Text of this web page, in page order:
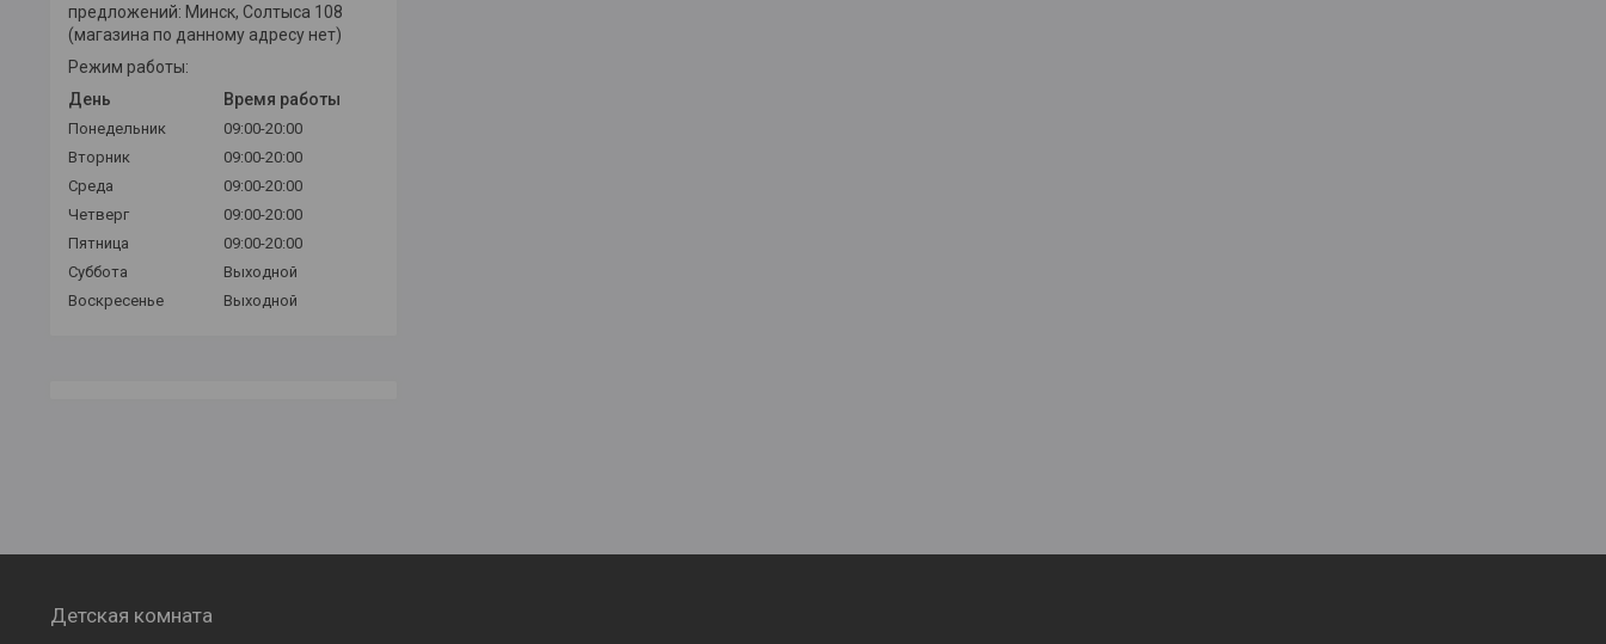
предложений: Минск, Солтыса 108
(магазина по данному адресу нет)
Режим работы:
День
Время работы
Понедельник
09:00-20:00
Вторник
09:00-20:00
Среда
09:00-20:00
Четверг
09:00-20:00
Пятница
09:00-20:00
Суббота
Выходной
Воскресенье
Выходной
Детская комната